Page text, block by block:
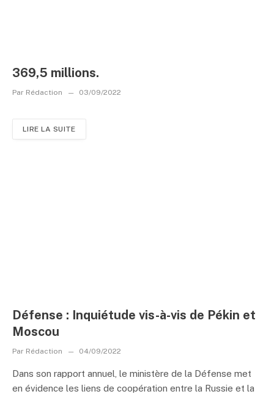
369,5 millions.
Par Rédaction 03/09/2022
LIRE LA SUITE
Défense : Inquiétude vis-à-vis de Pékin et
Moscou
Par Rédaction 04/09/2022
Dans son rapport annuel, le ministère de la Défense met
en évidence les liens de coopération entre la Russie et la